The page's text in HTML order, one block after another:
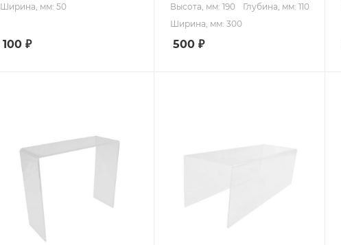
Ширина, мм: 50
100 ₽
Высота, мм: 190
Глубина, мм: 110
Ширина, мм: 300
500 ₽